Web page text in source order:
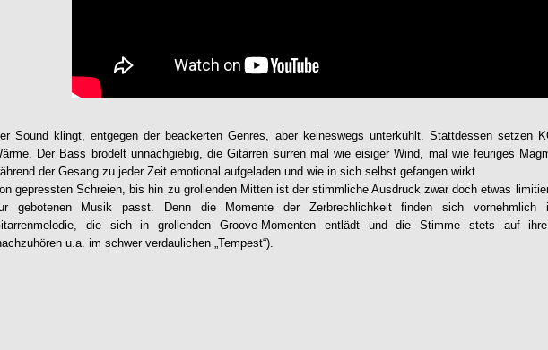
Sound klingt, entgegen der beackerten Genres, aber keineswegs unterkühlt. Stattdessen setzen
Der Bass brodelt unnachgiebig, die Gitarren surren mal wie eisiger Wind, mal wie feuriges
der Gesang zu jeder Zeit emotional aufgeladen und wie in sich selbst gefangen wirkt.
gepressten Schreien, bis hin zu grollenden Mitten ist der stimmliche Ausdruck zwar doch etwas
gebotenen Musik passt. Denn die Momente der Zerbrechlichkeit finden sich vornehmlich
die sich in grollenden Groove-Momenten entlädt und die Stimme stets auf
u.a. im schwer verdaulichen „Tempest“).